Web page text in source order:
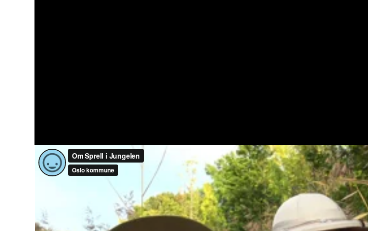
Kreditering: Oslo kommune
Har du spørsmål om Sprell i jungelen kan du kontakte språkpedagog og